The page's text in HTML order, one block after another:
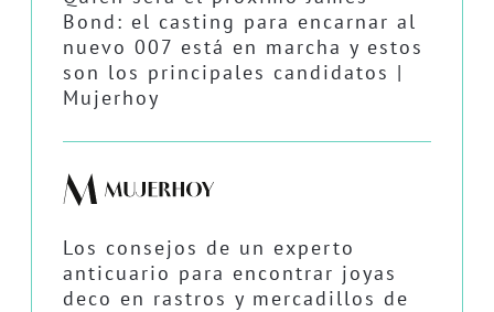
Bond: el casting para encarnar al
nuevo 007 está en marcha y estos
son los principales candidatos |
Mujerhoy
Los consejos de un experto
anticuario para encontrar joyas
deco en rastros y mercadillos de